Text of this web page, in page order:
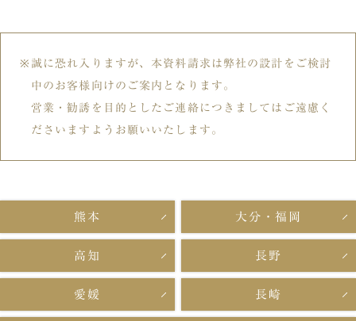
誠に恐れ入りますが、本資料請求は弊社の設計をご検討
中のお客様向けのご案内となります。
営業・勧誘を目的としたご連絡につきましてはご遠慮く
ださいますようお願いいたします。
熊本 大分・福岡
高知 長野
愛媛 長崎